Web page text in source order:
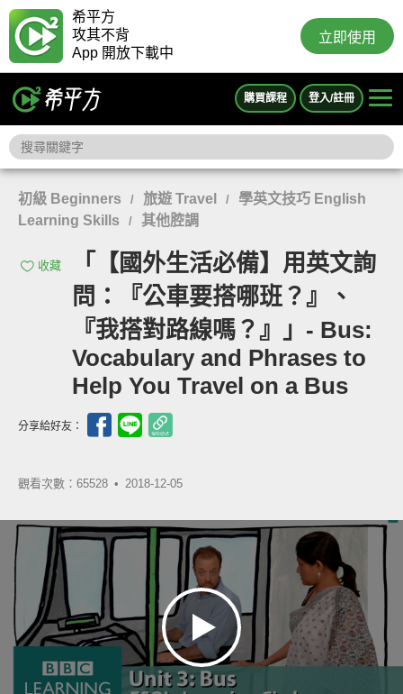
希平方
攻其不背
App 開放下載中
立即使用
購買課程 登入/註冊
初級 Beginners / 旅遊 Travel /
學英文技巧 English
Learning Skills
/ 其他腔調
收藏
「【國外生活必備】用英文詢
問：『公車要搭哪班？』、
『我搭對路線嗎？』」- Bus:
Vocabulary and Phrases to
Help You Travel on a Bus
分享給好友：
觀看次數：65528 • 2018-12-05